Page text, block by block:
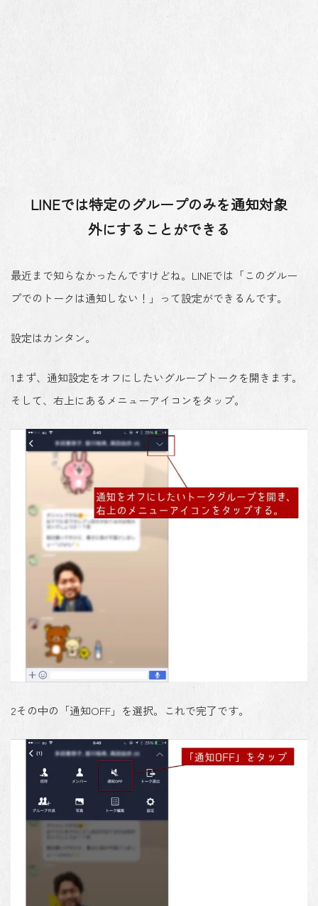
LINEでは特定のグループのみを通知対象
外にすることができる
最近まで知らなかったんですけどね。LINEでは「このグルー
プでのトークは通知しない！」って設定ができるんです。
設定はカンタン。
1 まず、通知設定をオフにしたいグループトークを開きます。
そして、右上にあるメニューアイコンをタップ。
2その中の「通知OFF」を選択。これで完了です。